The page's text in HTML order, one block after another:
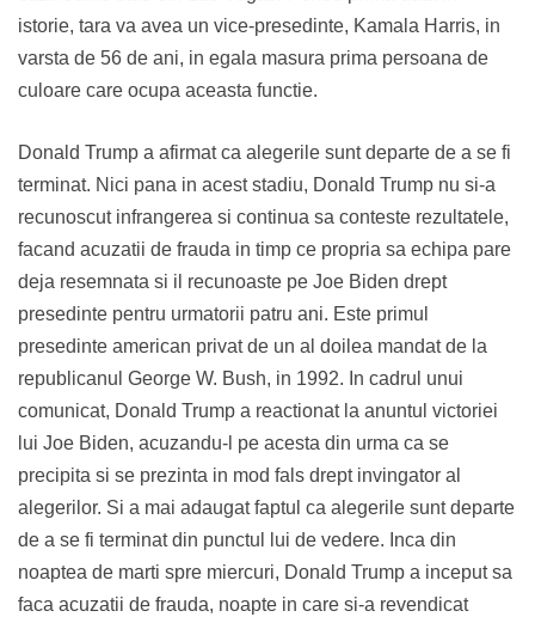
istorie, tara va avea un vice-presedinte, Kamala Harris, in
varsta de 56 de ani, in egala masura prima persoana de
culoare care ocupa aceasta functie.
Donald Trump a afirmat ca alegerile sunt departe de a se fi
terminat. Nici pana in acest stadiu, Donald Trump nu si-a
recunoscut infrangerea si continua sa conteste rezultatele,
facand acuzatii de frauda in timp ce propria sa echipa pare
deja resemnata si il recunoaste pe Joe Biden drept
presedinte pentru urmatorii patru ani. Este primul
presedinte american privat de un al doilea mandat de la
republicanul George W. Bush, in 1992. In cadrul unui
comunicat, Donald Trump a reactionat la anuntul victoriei
lui Joe Biden, acuzandu-l pe acesta din urma ca se
precipita si se prezinta in mod fals drept invingator al
alegerilor. Si a mai adaugat faptul ca alegerile sunt departe
de a se fi terminat din punctul lui de vedere. Inca din
noaptea de marti spre miercuri, Donald Trump a inceput sa
faca acuzatii de frauda, noapte in care si-a revendicat